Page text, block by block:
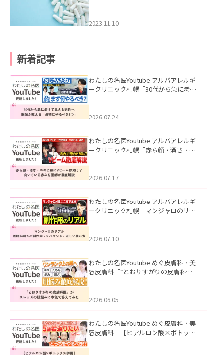
2023.11.10
新着記事
わたしの名医Youtube アルバアレルギ
ークリニック札幌「30代から急に老け
た。
2026.07.24
わたしの名医Youtube アルバアレルギ
ークリニック札幌「赤ら顔・酒さ・ニ
した。
2026.07.17
わたしの名医Youtube アルバアレルギ
ークリニック札幌「マンジャロのリア
た。
2026.07.10
わたしの名医Youtube めぐ皮膚科・美
容皮膚科「”とおりすがりの皮膚科
2026.06.05
わたしの名医Youtube めぐ皮膚科・美
容皮膚科「【ヒアルロン酸×ボトック